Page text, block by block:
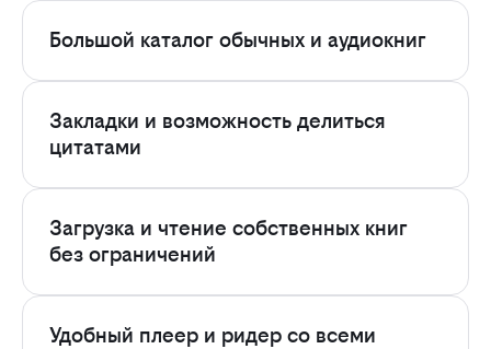
Большой каталог обычных и аудиокниг
Закладки и возможность делиться
цитатами
Загрузка и чтение собственных книг
без ограничений
Удобный плеер и ридер со всеми